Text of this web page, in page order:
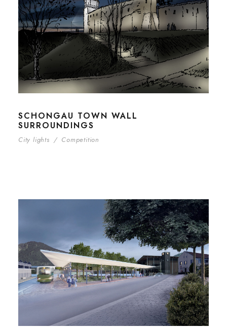
SCHONGAU TOWN WALL
SURROUNDINGS
City lights / Competition